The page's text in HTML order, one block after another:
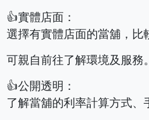
👍實體店面：
選擇有實體店面的當舖，比
可親自前往了解環境及服務。
👍公開透明：
了解當舖的利率計算方式、